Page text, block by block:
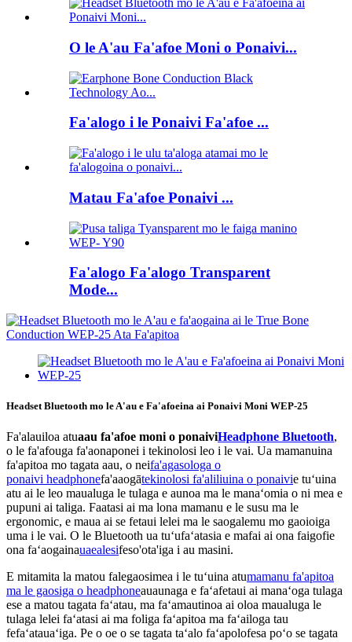
O le A'au Fa'afoe Moni o Ponaivi...
Fa'alogo i le Ponaivi Fa'afoe ...
Matau Fa'afoe Ponaivi ...
Fa'alogo Fa'alogo Transparent
Mode...
Headset Bluetooth mo le A'au e Fa'afoeina ai Ponaivi Moni WEP-25
Fa'alauiloa atuaau fa'afoe moni o ponaiviHeadphone Bluetooth,
o le fa'afouga fa'aonaponei i tekinolosi leo i le vai. Ua mamanuina
fa'apitoa mo tagata aau, o neifa'agasologa o
ponaivi headphonefa'aaogātekinolosi fa'aliliuina o ponaivie tuʻuina
atu ai le leo maualuga le tulaga e aunoa ma le manaʻomia o ni mea e
pupuni ai taliga. Faatasi ai ma lona mamanu e le susu ma le
ergonomic, e maua ai se fetaui lelei ma le saogalemu mo gaoioiga
uma i le vai. O le Bluetooth ua tuʻufaʻatasia e mafai ai ona faigofie
ona faʻaogainauaealesifeso'ota'iga i au masini.
E mitamita la matou falegaosimea i le tuʻuina atumamanu fa'apitoa
ma le gaosiga o headphoneauaunaga e faʻafetaui ai manaʻoga tulaga
ese a matou tagata faʻatau, ma faʻamautinoa ai oloa maualuga le
tulaga lelei faʻatasi ai ma foliga faʻapitoa ma faʻailoga tau
fefaʻatauaʻiga. Pe o oe o se tagata taʻalo faʻapolofesa poʻo se tagata